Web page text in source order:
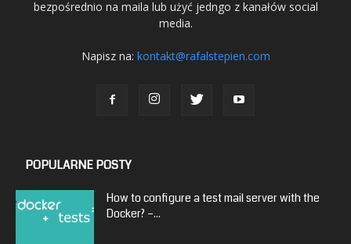
bezpośrednio na maila lub użyć jedngo z kanałów social
media.
Napisz na: kontakt@rafalstepien.com
POPULARNE POSTY
How to configure a test mail server with the
Docker? –...